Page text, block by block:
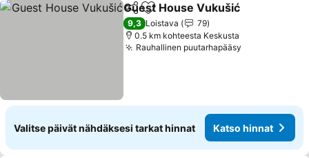
Jaa Lisää suosikkeihin
Guest House Vukušić
9,3 Loistava
79
0.5 km kohteesta Keskusta
Rauhallinen puutarhapääsy
Valitse päivät nähdäksesi tarkat hinnat Katso hinnat